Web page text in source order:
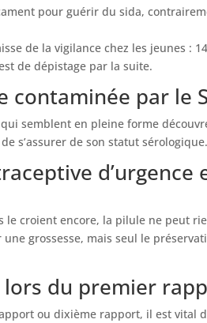
pour guérir du sida,
de la vigilance chez les jeunes :
de dépistage par la suite.
contaminée par le
semblent en pleine forme
s’assurer de son statut sérologique.
le croient encore, la pilule ne peut
grossesse, mais seul le
lors du premier
ou dixième rapport, il est vital